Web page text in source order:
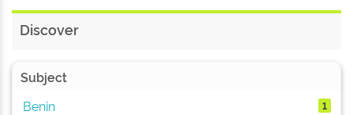
Discover
Subject
Benin
1